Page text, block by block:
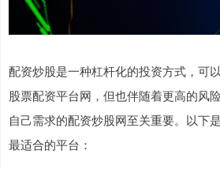
配资炒股是一种杠杆化的投资方式，可
股票配资平台网，但也伴随着更高的风
自己需求的配资炒股网至关重要。以下
最适合的平台：